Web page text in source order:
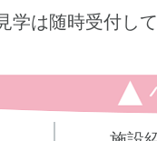
学は随時受付して